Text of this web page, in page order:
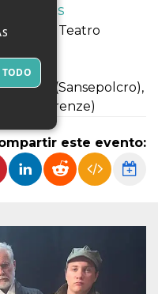
Clubes
Teatro
(Sansepolcro),
(Firenze)
este evento:
TODO
como
de